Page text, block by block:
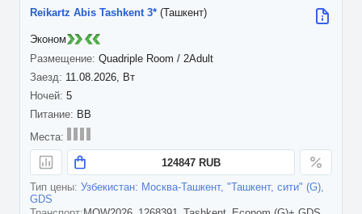
11.08.2026, Вт
5
Reikartz Abis Tashkent 3* (Ташкент)
Quadriple Room / 2Adult
BB
124847 RUB
Узбекистан: Москва-Ташкент, "Ташкент, сити" (G),
GDS
Эконом